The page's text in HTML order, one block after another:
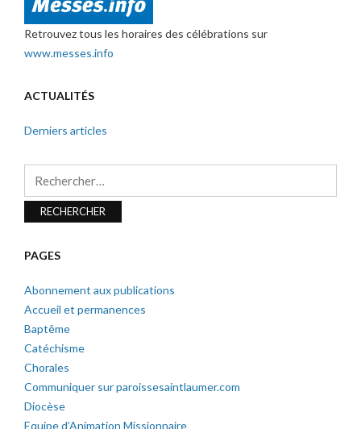
Retrouvez tous les horaires des célébrations sur
www.messes.info
ACTUALITÉS
Derniers articles
PAGES
Abonnement aux publications
Accueil et permanences
Baptême
Catéchisme
Chorales
Communiquer sur paroissesaintlaumer.com
Diocèse
Equipe d’Animation Missionnaire